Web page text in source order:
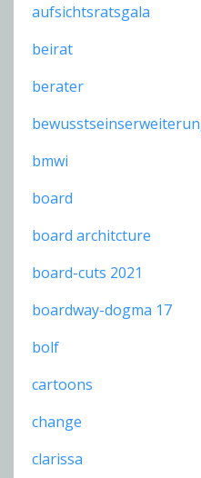
aufsichtsratsgala
beirat
berater
bmwi
board
board architcture
board-cuts 2021
boardway-dogma 17
bolf
cartoons
change
clarissa